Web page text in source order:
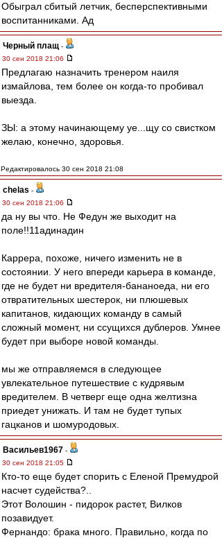
Обыграл сбитый летчик, бесперспективными
воспитанниками. Ад
Черный плащ -
30 сен 2018 21:06
Предлагаю назначить тренером наиля
измайлова, тем более он когда-то пробивал
выезда.
ЗЫ: а этому начинающему уе...щу со свистком
желаю, конечно, здоровья.
Редактировалось 30 сен 2018 21:08
chelas -
30 сен 2018 21:06
да ну вы что. Не Федун же выходит на
поле!!11адинадин
Каррера, похоже, ничего изменить не в
состоянии. У него впереди карьера в команде,
где не будет ни вредителя-бананоеда, ни его
отвратительных шестерок, ни плюшевых
капитанов, кидающих команду в самый
сложный момент, ни ссущихся дублеров. Умнее
будет при выборе новой команды.
мы же отправляемся в следующее
увлекательное путешествие с кудрявым
вредителем. В четверг еще одна желтизна
приедет унижать. И там не будет тупых
гацканов и шомуродовых.
Васильев1967 -
30 сен 2018 21:05
Кто-то еще будет спорить с Еленой Премудрой
насчет судейства?..
Этот Волошин - пидорок растет, Вилков
позавидует.
Фернандо: брака много. Правильно, когда по